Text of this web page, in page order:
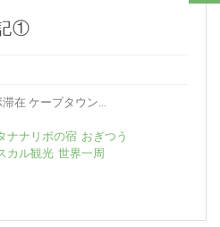
①
在 ケープタウン...
ナナリボの宿 おぎつう
カル観光 世界一周